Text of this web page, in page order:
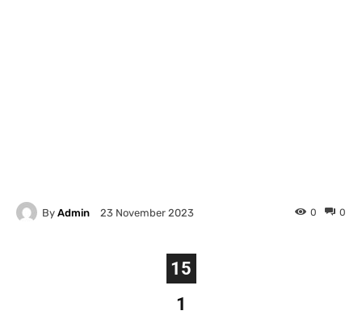
By Admin 23 November 2023 0
0
15
1